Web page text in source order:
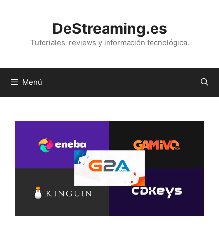
DeStreaming.es
Tutoriales, reviews y información tecnológica.
Menú